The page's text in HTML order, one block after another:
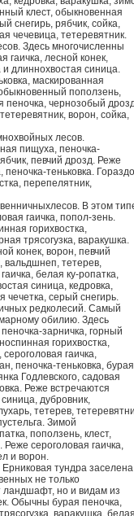
клест, обыкновенная
снегирь, рябчик, сойка,
чечевица, тетеревятник.
Здесь многочисленны
гаичка, лесной конек,
и длиннохвостая синица.
маскированная
поползень,
пеночка, чернозобый
ворон, сойка,
лесов.
пищуха, пеночка-
певчий дрозд. Реже
теньковка. Гораздо
перепелятник,
В этом
гаичка, попол-зень.
горихвостка,
трясогузка, варакушка.
конек, ворон, певчий
вальдшнеп, тетерев,
белая ку-ропатка,
синица, кедровка,
чечетка, серый снегирь.
редколесий. Самый
обилию. Здесь
зарничка, горный
горихвостка,
гаичка,
пеночка-теньковка, бурая
Годлевского, садовая
Реже встречаются
дубровник,
тетерев,
Зимой
поползень, клест,
сероголовая гаичка,
и ворон.
тундра заселена
не только
ландшафт, но и видам из
Обычны бурая пеночка,
варакушка,